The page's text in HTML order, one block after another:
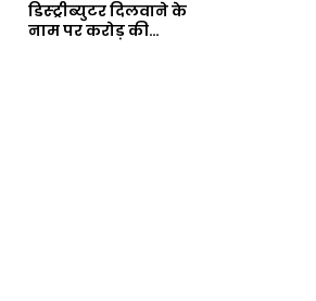
डिस्ट्रीब्युटर दिलवाने के
नाम पर करोड़ की…